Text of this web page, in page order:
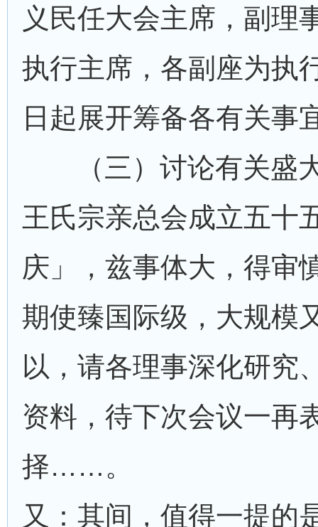
义民任大会主席，副理
执行主席，各副座为执
日起展开筹备各有关事
（三）讨论有关盛
王氏宗亲总会成立五十
庆」，兹事体大，得审
期使臻国际级，大规模
以，请各理事深化研究
资料，待下次会议一再
择……。
又：其间，值得一提